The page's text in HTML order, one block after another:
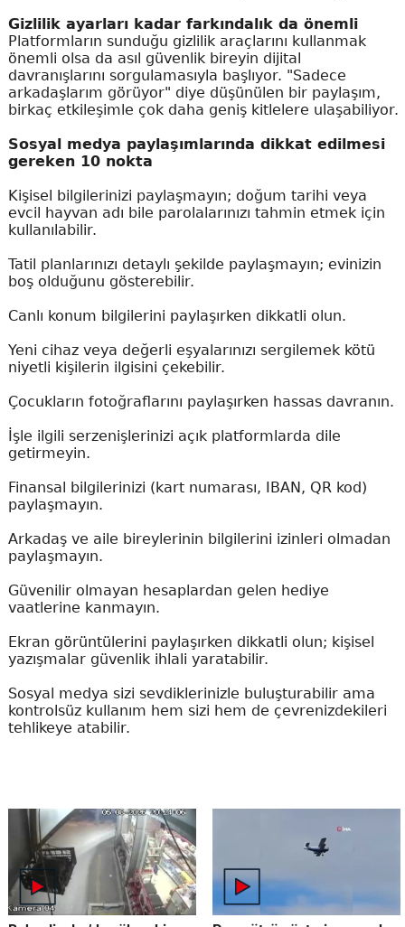
Gizlilik ayarları kadar farkındalık da önemli
Platformların sunduğu gizlilik araçlarını kullanmak
önemli olsa da asıl güvenlik bireyin dijital
davranışlarını sorgulamasıyla başlıyor. "Sadece
arkadaşlarım görüyor" diye düşünülen bir paylaşım,
birkaç etkileşimle çok daha geniş kitlelere ulaşabiliyor.
Sosyal medya paylaşımlarında dikkat edilmesi
gereken 10 nokta
Kişisel bilgilerinizi paylaşmayın; doğum tarihi veya
evcil hayvan adı bile parolalarınızı tahmin etmek için
kullanılabilir.
Tatil planlarınızı detaylı şekilde paylaşmayın; evinizin
boş olduğunu gösterebilir.
Canlı konum bilgilerini paylaşırken dikkatli olun.
Yeni cihaz veya değerli eşyalarınızı sergilemek kötü
niyetli kişilerin ilgisini çekebilir.
Çocukların fotoğraflarını paylaşırken hassas davranın.
İşle ilgili serzenişlerinizi açık platformlarda dile
getirmeyin.
Finansal bilgilerinizi (kart numarası, IBAN, QR kod)
paylaşmayın.
Arkadaş ve aile bireylerinin bilgilerini izinleri olmadan
paylaşmayın.
Güvenilir olmayan hesaplardan gelen hediye
vaatlerine kanmayın.
Ekran görüntülerini paylaşırken dikkatli olun; kişisel
yazışmalar güvenlik ihlali yaratabilir.
Sosyal medya sizi sevdiklerinizle buluşturabilir ama
kontrolsüz kullanım hem sizi hem de çevrenizdekileri
tehlikeye atabilir.